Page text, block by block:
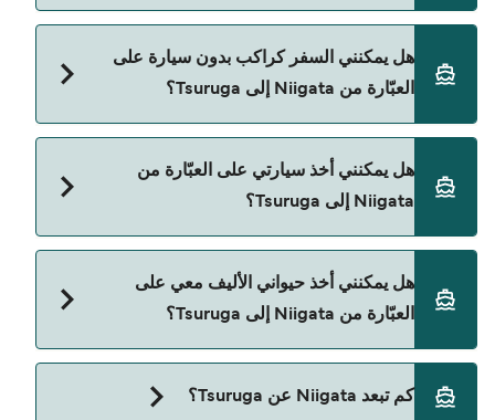
صفحة العروض لمعرفة أحدث التخفيضات.
هل يمكنني السفر كراكب بدون سيارة على
العبّارة من Niigata إلى Tsuruga؟
Tsuruga مع:
هل يمكنني أخذ سيارتي على العبّارة من
Niigata إلى Tsuruga؟
إلى Tsuruga مع:
هل يمكنني أخذ حيواني الأليف معي على
العبّارة من Niigata إلى Tsuruga؟
حالياً لا يُسمح باصطحاب الحيوانات على العبّارة بين
Niigata و Tsuruga.
كم تبعد Niigata عن Tsuruga؟